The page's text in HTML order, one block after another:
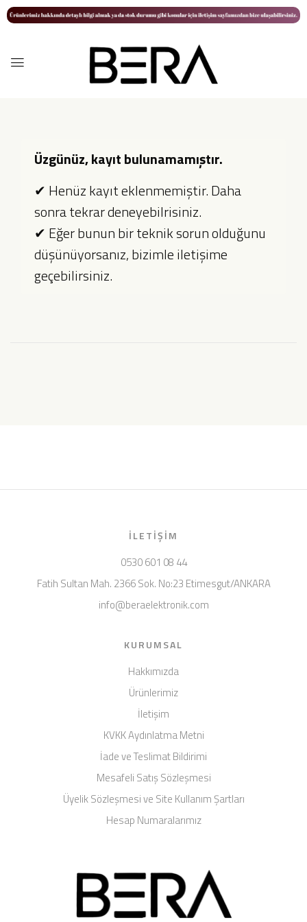
Üzgünüz, kayıt bulunamamıştır.
✔ Henüz kayıt eklenmemiştir. Daha
sonra tekrar deneyebilrisiniz.
✔ Eğer bunun bir teknik sorun olduğunu
düşünüyorsanız, bizimle iletişime
geçebilirsiniz.
İLETIŞIM
0530 601 08 44
Fatih Sultan Mah. 2366 Sok. No:23 Etimesgut/ANKARA
info@beraelektronik.com
KURUMSAL
Hakkımızda
Ürünlerimiz
İletişim
KVKK Aydınlatma Metni
İade ve Teslimat Bildirimi
Mesafeli Satış Sözleşmesi
Üyelik Sözleşmesi ve Site Kullanım Şartları
Hesap Numaralarımız